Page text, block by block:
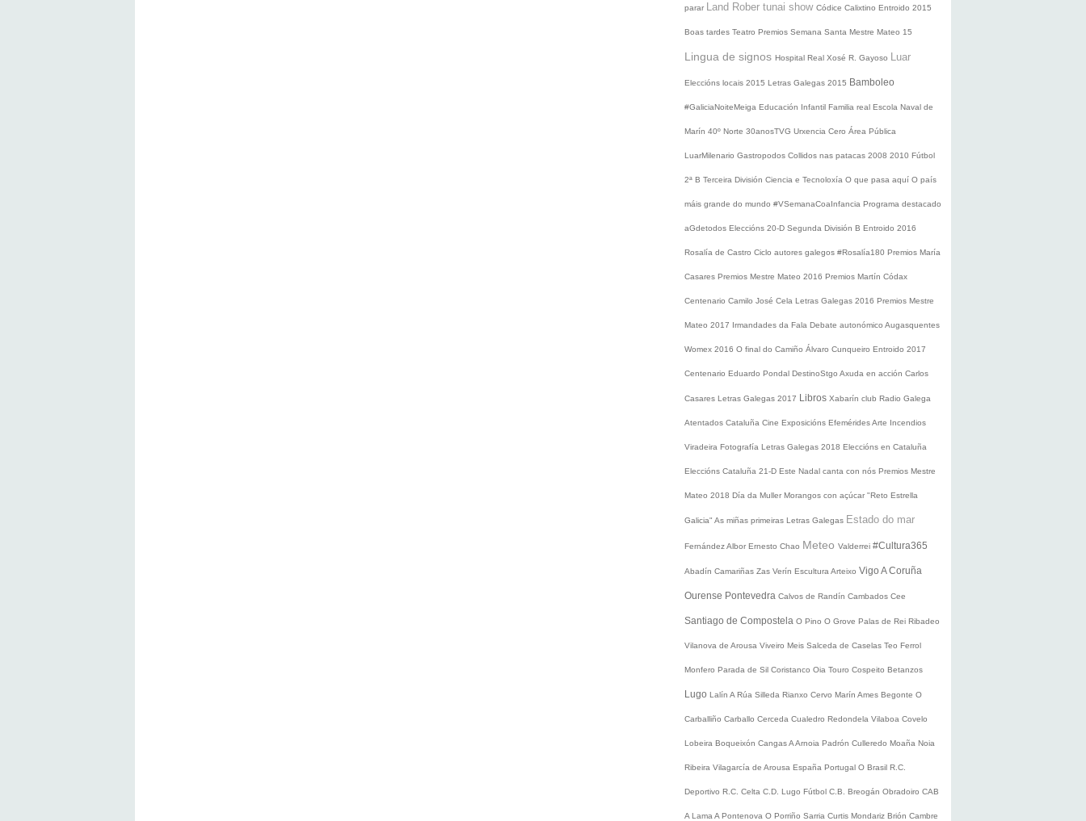
parar Land Rober tunai show Códice Calixtino Entroido 2015
Boas tardes Teatro Premios Semana Santa Mestre Mateo 15
Lingua de signos Hospital Real Xosé R. Gayoso Luar
Eleccións locais 2015 Letras Galegas 2015 Bamboleo
#GaliciaNoiteMeiga Educación Infantil Familia real Escola Naval de
Marín 40º Norte 30anosTVG Urxencia Cero Área Pública
LuarMilenario Gastropodos Collidos nas patacas 2008 2010 Fútbol
2ª B Terceira División Ciencia e Tecnoloxía O que pasa aquí O país
máis grande do mundo #VSemanaCoaInfancia Programa destacado
aGdetodos Eleccións 20-D Segunda División B Entroido 2016
Rosalía de Castro Ciclo autores galegos #Rosalía180 Premios María
Casares Premios Mestre Mateo 2016 Premios Martín Códax
Centenario Camilo José Cela Letras Galegas 2016 Premios Mestre
Mateo 2017 Irmandades da Fala Debate autonómico Augasquentes
Womex 2016 O final do Camiño Álvaro Cunqueiro Entroido 2017
Centenario Eduardo Pondal DestinoStgo Axuda en acción Carlos
Casares Letras Galegas 2017 Libros Xabarín club Radio Galega
Atentados Cataluña Cine Exposicións EfeméridesArte Incendios
Viradeira Fotografía Letras Galegas 2018 Eleccións en Cataluña
Eleccións Cataluña 21-D Este Nadal canta con nós Premios Mestre
Mateo 2018 Día da Muller Morangos con açúcar "Reto Estrella
Galicia" As miñas primeiras Letras Galegas Estado do mar
Fernández Albor Ernesto Chao Meteo Valderrei #Cultura365
Abadín Camariñas Zas Verín Escultura Arteixo Vigo A Coruña
Ourense Pontevedra Calvos de Randín Cambados Cee
Santiago de Compostela O Pino O Grove Palas de Rei Ribadeo
Vilanova de Arousa Viveiro Meis Salceda de Caselas Teo Ferrol
Monfero Parada de Sil Coristanco Oia Touro Cospeito Betanzos
Lugo Lalín A Rúa Silleda Rianxo Cervo Marín Ames Begonte O
Carballiño Carballo Cerceda Cualedro Redondela Vilaboa Covelo
Lobeira Boqueixón CangasA Arnoia Padrón Culleredo Moaña Noia
Ribeira Vilagarcía de Arousa España Portugal O Brasil R.C.
Deportivo R.C. Celta C.D. Lugo Fútbol C.B. Breogán Obradoiro CAB
A Lama A Pontenova O Porriño Sarria Curtis Mondariz Brión Cambre